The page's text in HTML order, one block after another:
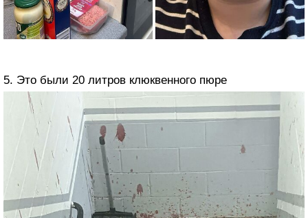
5. Это были 20 литров клюквенного пюре